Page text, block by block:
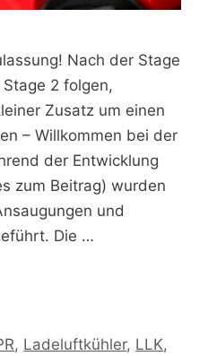
Nach der Stage
2 folgen,
Zusatz um einen
– Willkommen bei der
der Entwicklung
zum Beitrag) wurden
und
Die …
, Ladeluftkühler, LLK,